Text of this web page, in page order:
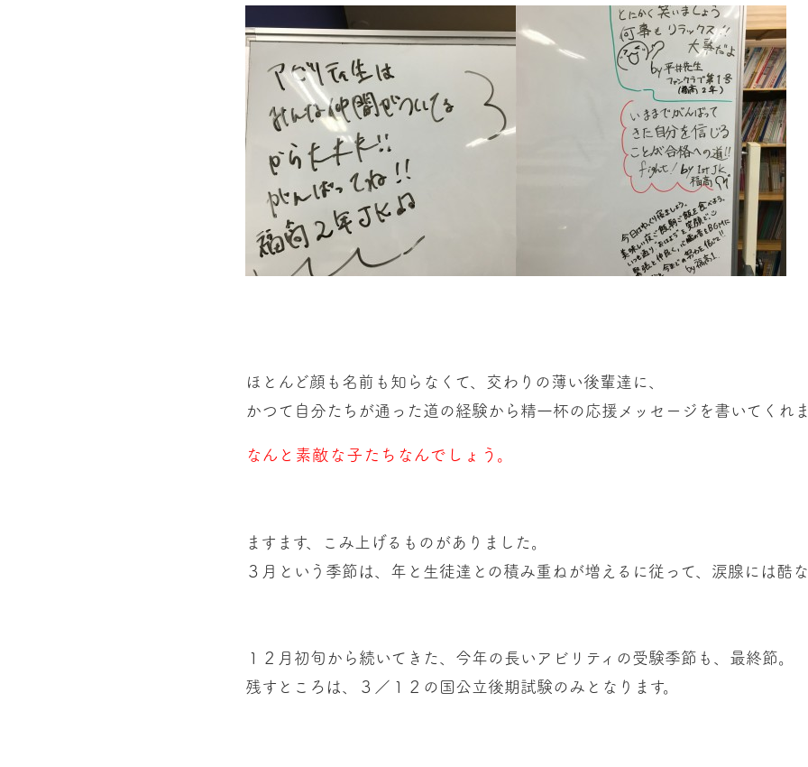
ほとんど顔も名前も知らなくて、交わりの薄い後輩達に、
かつて自分たちが通った道の経験から精一杯の応援メッセージを書いてくれ
なんと素敵な子たちなんでしょう。
ますます、こみ上げるものがありました。
３月という季節は、年と生徒達との積み重ねが増えるに従って、涙腺には酷
１２月初旬から続いてきた、今年の長いアビリティの受験季節も、最終節。
残すところは、３／１２の国公立後期試験のみとなります。